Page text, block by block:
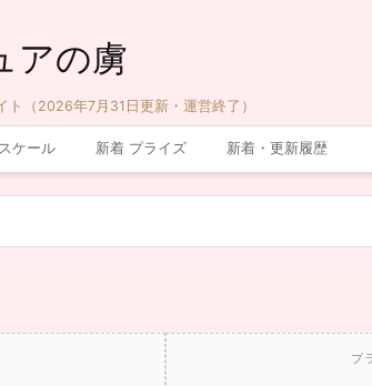
アの虜
（2026年7月31日更新・運営終了）
ケール 新着 プライズ 新着・更新履歴
プ